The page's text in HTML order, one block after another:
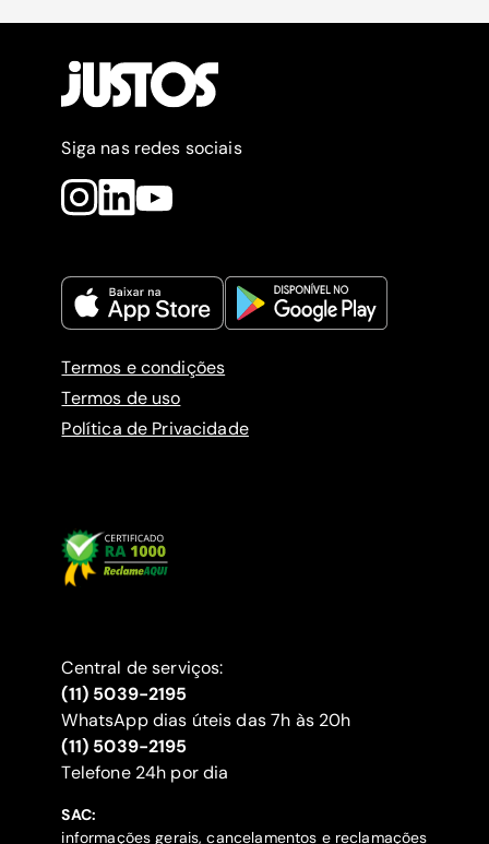
Siga nas redes sociais
Termos e condições
Termos de uso
Política de Privacidade
Central de serviços:
(11) 5039-2195
WhatsApp dias úteis das 7h às 20h
(11) 5039-2195
‍Telefone 24h por dia
SAC:
informações gerais, cancelamentos e reclamações